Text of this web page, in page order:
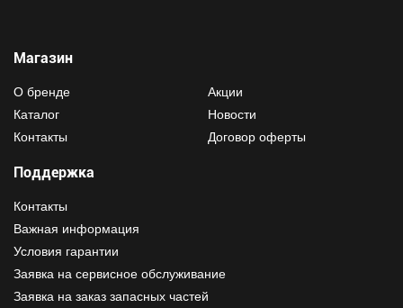
Магазин
О бренде
Каталог
Контакты
Акции
Новости
Договор оферты
Поддержка
Контакты
Важная информация
Условия гарантии
Заявка на сервисное обслуживание
Заявка на заказ запасных частей